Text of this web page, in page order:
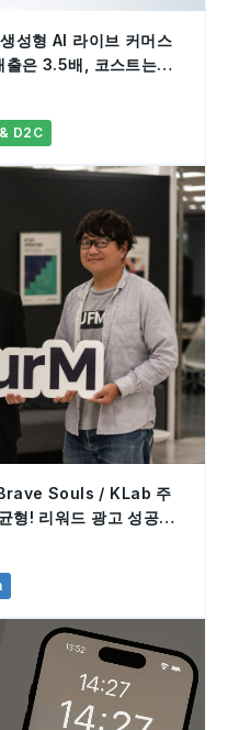
성형 AI 라이브 커머스
출은 3.5배, 코스트는
D2C
Souls / KLab 주
형! 리워드 광고 성공의